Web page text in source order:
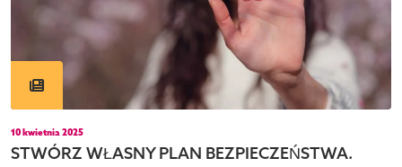
10 kwietnia 2025
STWÓRZ WŁASNY PLAN BEZPIECZEŃSTWA.